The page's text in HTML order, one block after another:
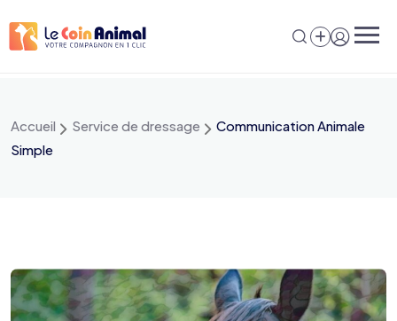
au
Accueil Service de dressage
Communication Animale
Simple